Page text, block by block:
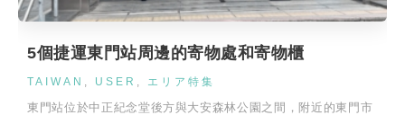
5個捷運東門站周邊的寄物處和寄物櫃
TAIWAN , USER , エリア特集
東門站位於中正紀念堂後方與大安森林公園之間，附近的東門市